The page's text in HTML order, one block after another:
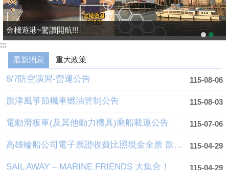
金棧遊港~驚讚開航!!!
:::
最新消息
重大政策
115-08-06
8/7防空演習-營運公告
115-08-03
旗津風箏節機車燃油管制公告
115-07-06
電動滑板車(及其他動力機具)乘船載運公告
115-04-29
高雄輪船公司電子票證收費比照現金全票 旗津卡權益不變
115-04-29
SAIL AWAY – MARINE FRIENDS 大集合！